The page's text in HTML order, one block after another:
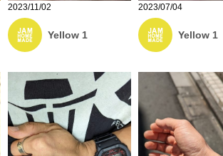
2023/11/02
Yellow 1
2023/07/04
Yellow 1